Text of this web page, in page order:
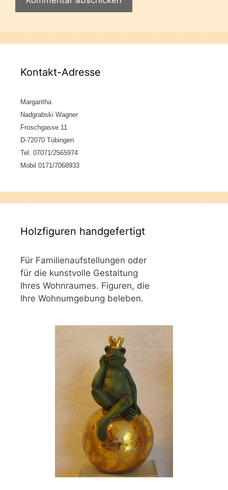
Kontakt-Adresse
Margaritha
Nadgrabski Wagner
Froschgasse 11
D-72070 Tübingen
Tel. 07071/2565974
Mobil 0171/7068933
Holzfiguren handgefertigt
Für Familienaufstellungen oder
für die kunstvolle Gestaltung
Ihres Wohnraumes. Figuren, die
Ihre Wohnumgebung beleben.